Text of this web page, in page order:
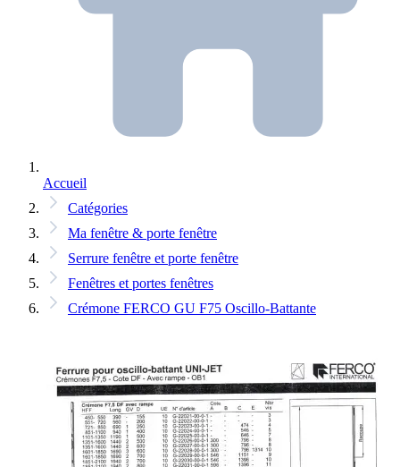
Accueil
Catégories
Ma fenêtre & porte fenêtre
Serrure fenêtre et porte fenêtre
Fenêtres et portes fenêtres
Crémone FERCO GU F75 Oscillo-Battante